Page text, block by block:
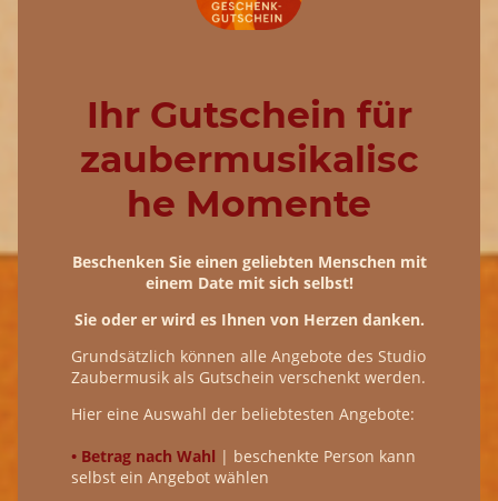
Ihr Gutschein für
zaubermusikalisc
he Momente
Beschenken Sie einen geliebten Menschen mit
einem Date mit sich selbst!
Sie oder er wird es Ihnen von Herzen danken.
Grundsätzlich können alle Angebote des Studio
Zaubermusik als Gutschein verschenkt werden.
Hier eine Auswahl der beliebtesten Angebote:
• Betrag nach Wahl | beschenkte Person kann
selbst ein Angebot wählen